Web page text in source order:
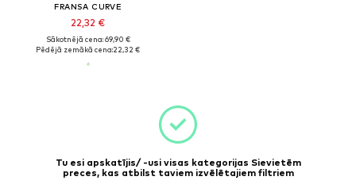
FRANSA CURVE
22,32 €
Sākotnējā cena: 69,90 €
Pēdējā zemākā cena:22,32 €
Tu esi apskatījis/ -usi visas kategorijas Sievietēm
preces, kas atbilst taviem izvēlētajiem filtriem